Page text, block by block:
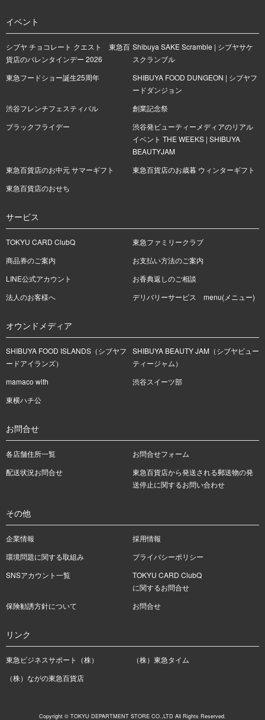
イベント
シブヤ チョコレート クエスト 東急百
貨店のバレンタインデー 2026
Shibuya SAKE Scramble | シブヤサケ
スクランブル
東急フードショー誕生25周年
SHIBUYA FOOD DUNGEON | シブヤフ
ードダンジョン
渋谷フレンチフェスティバル
創業記念祭
ブラックフライデー
渋谷発ビューティーメディアのリアル
イベント THE WEEKS | SHIBUYA
BEAUTYJAM
東急百貨店のお中元 サマーギフト
東急百貨店のお歳暮 ウィンターギフト
東急百貨店のおせち
サービス
TOKYU CARD ClubQ
東急ファミリークラブ
商品券のご案内
お支払い方法のご案内
LINE公式アカウント
お香典返しのご相談
法人のお客様へ
デリバリーサービス menu(メニュー)
オウンドメディア
SHIBUYA FOOD ISLANDS（シブヤフ
ードアイランズ）
SHIBUYA BEAUTY JAM（シブヤビュー
ティージャム）
mamaco with
渋谷スイーツ部
東横ハチ公
お問合せ
各店舗住所一覧
お問合せフォーム
配送状況お問合せ
東急百貨店から発送される郵送物の発
送停止に関するお問い合わせ
その他
企業情報
採用情報
環境問題に関する取組み
プライバシーポリシー
SNSアカウント一覧
TOKYU CARD ClubQ
に関するお問合せ
保険勧誘方針について
お問合せ
リンク
東急ビジネスサポート（株）
（株）東急タイム
（株）ながの東急百貨店
Copyright © TOKYU DEPARTMENT STORE CO.,LTD All Rights Reserved.